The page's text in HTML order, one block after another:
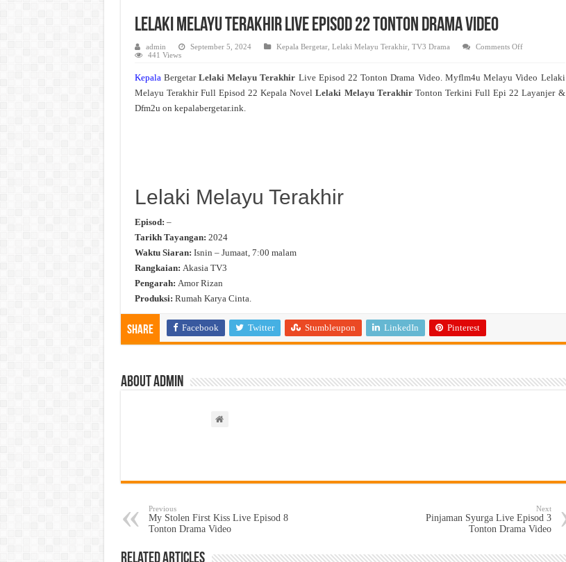
Lelaki Melayu Terakhir Live Episod 22 Tonton Drama Video
admin September 5, 2024 Kepala Bergetar, Lelaki Melayu Terakhir, TV3 Drama Comments Offon
Live
22
441 Views
KepalaBergetar Lelaki Melayu Terakhir Live Episod 22 Tonton Drama Video. Myflm4u Melayu Video Lelaki
Melayu Terakhir Full Episod 22 Kepala Novel Lelaki Melayu Terakhir Tonton Terkini Full Epi 22 Layanjer &
Dfm2u on kepalabergetar.ink.
Lelaki Melayu Terakhir
Episod: –
Tarikh Tayangan: 2024
Waktu Siaran: Isnin – Jumaat, 7:00 malam
Rangkaian: Akasia TV3
Pengarah: Amor Rizan
Produksi: Rumah Karya Cinta.
Share Facebook Twitter Stumbleupon LinkedIn Pinterest
About admin
Previous
My Stolen First Kiss Live Episod 8
Tonton Drama Video
Next
Pinjaman Syurga Live Episod 3
Tonton Drama Video
Related Articles